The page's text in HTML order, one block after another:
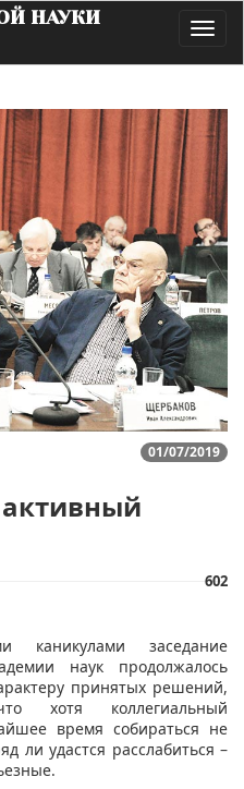
НАУКИ
01/07/2019
активный
602
каникулами заседание
наук продолжалось
принятых решений,
хотя коллегиальный
время собираться не
ли удастся расслабиться –